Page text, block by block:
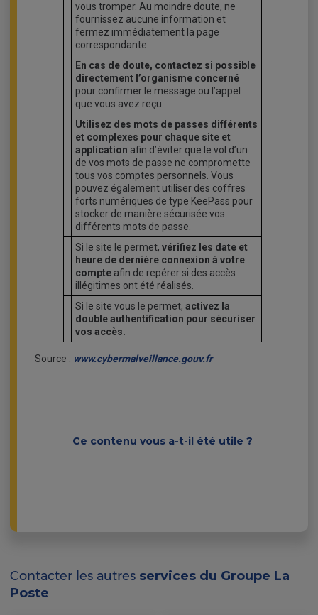
vous tromper. Au moindre doute, ne
fournissez aucune information et
fermez immédiatement la page
correspondante.
En cas de doute, contactez si possible
directement l’organisme concerné
pour confirmer le message ou l’appel
que vous avez reçu.
Utilisez des mots de passes différents
et complexes pour chaque site et
application afin d’éviter que le vol d’un
de vos mots de passe ne compromette
tous vos comptes personnels. Vous
pouvez également utiliser des coffres
forts numériques de type KeePass pour
stocker de manière sécurisée vos
différents mots de passe.
Si le site le permet, vérifiez les date et
heure de dernière connexion à votre
compte afin de repérer si des accès
illégitimes ont été réalisés.
Si le site vous le permet, activez la
double authentification pour sécuriser
vos accès.
Source : www.cybermalveillance.gouv.fr
Ce contenu vous a-t-il été utile ?
Contacter les autres services du Groupe La
Poste